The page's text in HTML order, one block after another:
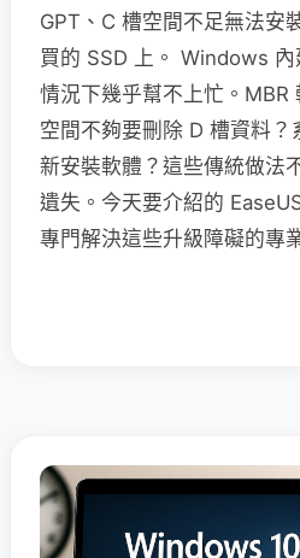
GPT、C 槽空間不足無法安
買的 SSD 上。 Windows
情況下幾乎幫不上忙。MBR
空間不夠要刪除 D 槽資料
新安裝軟體？這些傳統做法
遺失。今天要介紹的
專門解決這些升級障礙的專